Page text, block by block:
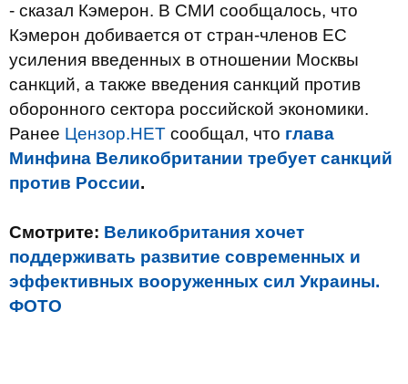
- сказал Кэмерон. В СМИ сообщалось, что
Кэмерон добивается от стран-членов ЕС
усиления введенных в отношении Москвы
санкций, а также введения санкций против
оборонного сектора российской экономики.
Ранее Цензор.НЕТ сообщал, что глава
Минфина Великобритании требует санкций
против России.
Смотрите: Великобритания хочет
поддерживать развитие современных и
эффективных вооруженных сил Украины.
ФОТО